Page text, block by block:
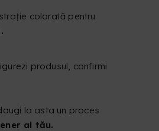
colorată pentru
produsul, confirmi
la asta un proces
al tău.